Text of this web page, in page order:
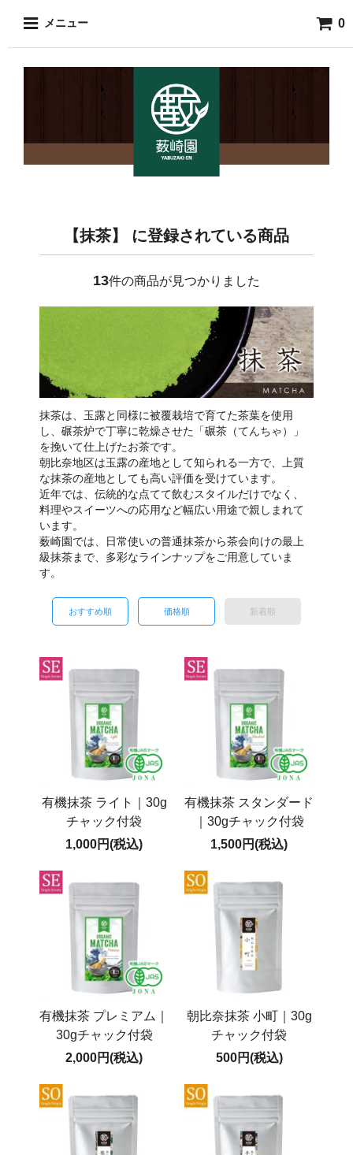
メニュー 0
【抹茶】 に登録されている商品
13件の商品が見つかりました
抹茶は、玉露と同様に被覆栽培で育てた茶葉を使用
し、碾茶炉で丁寧に乾燥させた「碾茶（てんちゃ）」
を挽いて仕上げたお茶です。
朝比奈地区は玉露の産地として知られる一方で、上質
な抹茶の産地としても高い評価を受けています。
近年では、伝統的な点てて飲むスタイルだけでなく、
料理やスイーツへの応用など幅広い用途で親しまれて
います。
薮崎園では、日常使いの普通抹茶から茶会向けの最上
級抹茶まで、多彩なラインナップをご用意していま
す。
おすすめ順 価格順 新着順
有機抹茶 ライト｜30g
チャック付袋
1,000円(税込)
有機抹茶 スタンダード
｜30gチャック付袋
1,500円(税込)
有機抹茶 プレミアム｜
30gチャック付袋
2,000円(税込)
朝比奈抹茶 小町｜30g
チャック付袋
500円(税込)